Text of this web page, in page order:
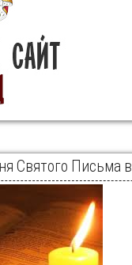
Святого Письма в